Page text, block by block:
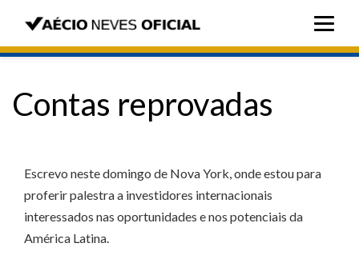
Contas reprovadas
Escrevo neste domingo de Nova York, onde estou para
proferir palestra a investidores internacionais
interessados nas oportunidades e nos potenciais da
América Latina.